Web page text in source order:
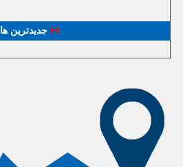
جدیدترین ها